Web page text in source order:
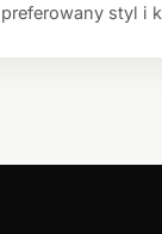
styl i